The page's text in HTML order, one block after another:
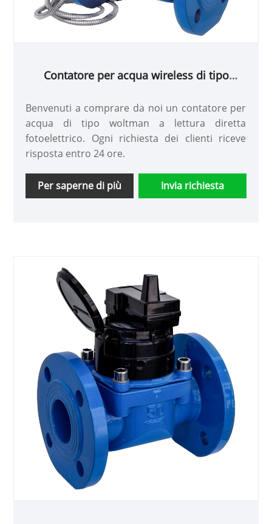
Contatore per acqua wireless di tipo
Benvenuti a comprare da noi un contatore per
acqua di tipo woltman a lettura diretta
fotoelettrico. Ogni richiesta dei clienti riceve
risposta entro 24 ore.
Per saperne di più Invia richiesta